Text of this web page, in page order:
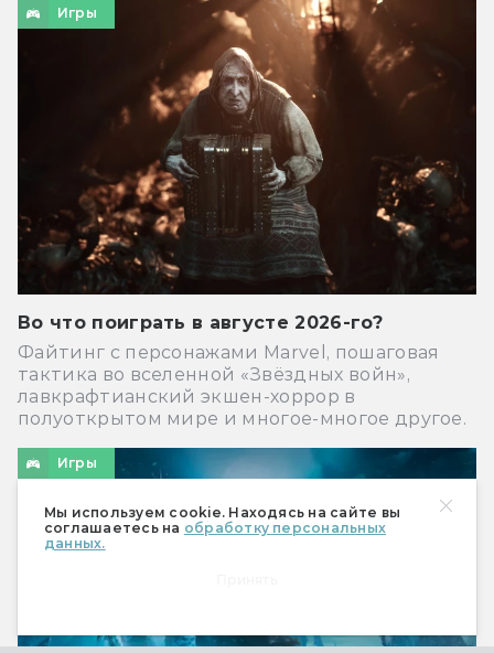
Мы используем cookie. Находясь на сайте вы
соглашаетесь на обработку персональных
данных.
Игры
Во что поиграть в августе 2026-го?
Файтинг с персонажами Marvel, пошаговая
тактика во вселенной «Звёздных войн»,
лавкрафтианский экшен-хоррор в
полуоткрытом мире и многое-многое другое.
Игры